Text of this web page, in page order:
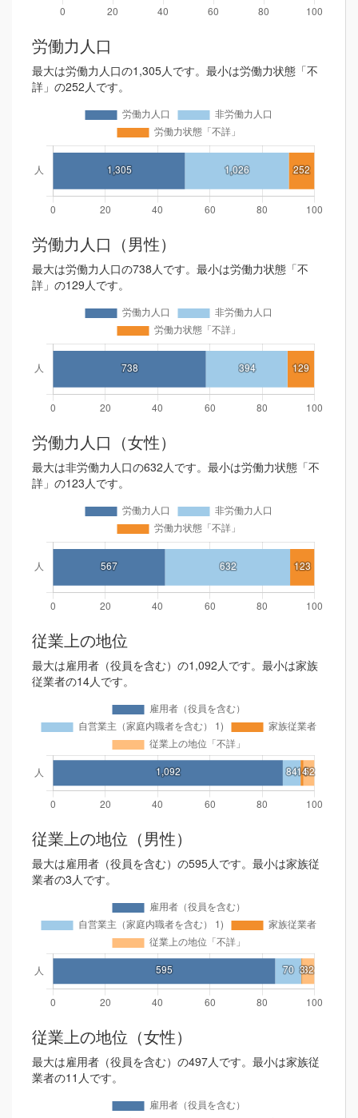
労働力人口
最大は労働力人口の1,305人です。最小は労働力状態「不
詳」の252人です。
労働力人口（男性）
最大は労働力人口の738人です。最小は労働力状態「不
詳」の129人です。
労働力人口（女性）
最大は非労働力人口の632人です。最小は労働力状態「不
詳」の123人です。
従業上の地位
最大は雇用者（役員を含む）の1,092人です。最小は家族
従業者の14人です。
従業上の地位（男性）
最大は雇用者（役員を含む）の595人です。最小は家族従
業者の3人です。
従業上の地位（女性）
最大は雇用者（役員を含む）の497人です。最小は家族従
業者の11人です。